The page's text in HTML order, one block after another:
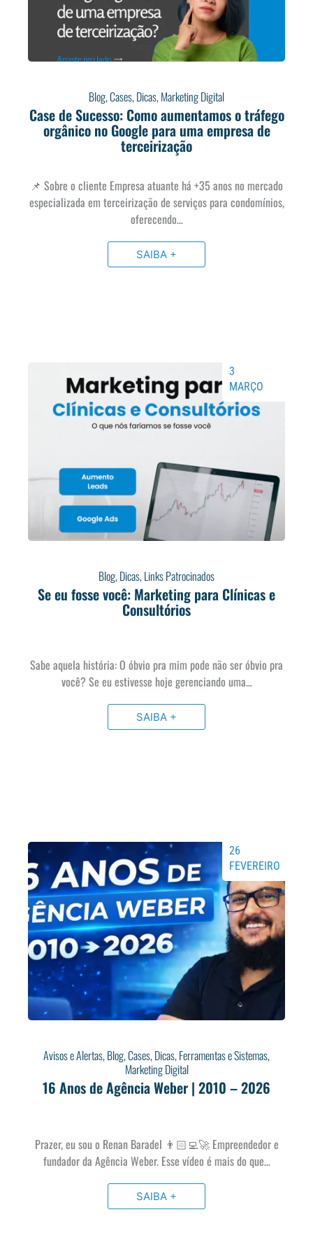
Blog,Cases,Dicas,Marketing Digital
Case de Sucesso: Como aumentamos o tráfego
orgânico no Google para uma empresa de
terceirização
📌 Sobre o cliente Empresa atuante há +35 anos no mercado
especializada em terceirização de serviços para condomínios,
oferecendo…
SAIBA +
Blog,Dicas,Links Patrocinados
Se eu fosse você: Marketing para Clínicas e
Consultórios
3
MARÇO
Sabe aquela história: O óbvio pra mim pode não ser óbvio pra
você? Se eu estivesse hoje gerenciando uma…
SAIBA +
Avisos e Alertas,Blog,Cases,Dicas,Ferramentas e Sistemas,
Marketing Digital
16 Anos de Agência Weber | 2010 – 2026
26
FEVEREIRO
Prazer, eu sou o Renan Baradel 👨🏻‍💻🚀 Empreendedor e
fundador da Agência Weber. Esse vídeo é mais do que…
SAIBA +